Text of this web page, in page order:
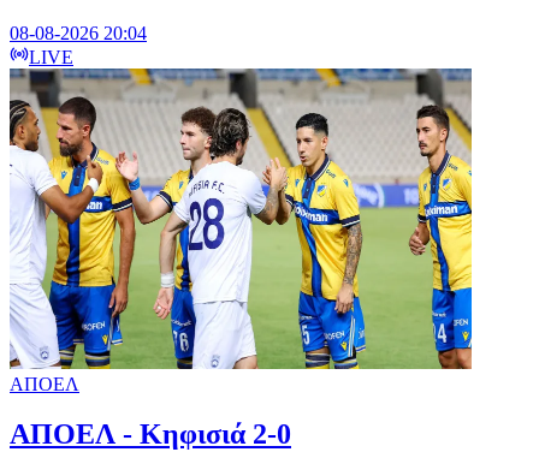
08-08-2026 20:04
LIVE
ΑΠΟΕΛ
ΑΠΟΕΛ - Κηφισιά 2-0